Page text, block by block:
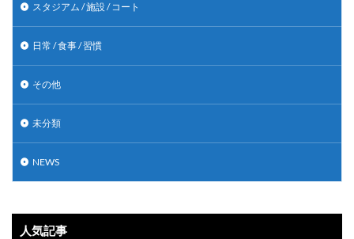
スタジアム / 施設 / コート
日常 / 食事 / 習慣
その他
未分類
NEWS
人気記事